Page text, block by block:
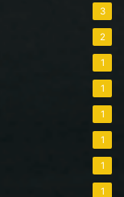
3
2
1
1
1
1
1
1